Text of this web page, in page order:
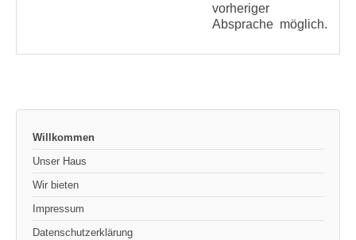
vorheriger
Absprache möglich.
Willkommen
Unser Haus
Wir bieten
Impressum
Datenschutzerklärung